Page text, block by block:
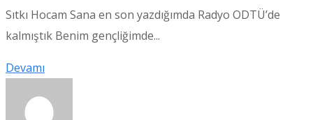
Sıtkı Hocam Sana en son yazdığımda Radyo ODTÜ’de
kalmıştık Benim gençliğimde...
Devamı